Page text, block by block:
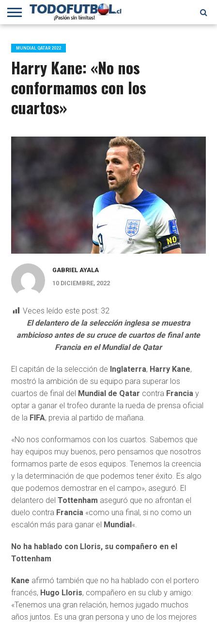
PRIMERA
B
SELECCIÓN
CHILENA
CHILENOS
EN EL
MUNDO
FÚTBOL
INTERNACIONAL
MUNDIAL QATAR 2022
Harry Kane: «No nos
conformamos con los
cuartos»
GABRIEL AYALA
10 DICIEMBRE, 2022
Veces leído este post: 32
El delantero de la selección inglesa se muestra
ambicioso antes de su cruce de cuartos de final ante
Francia en el Mundial de Qatar
E l capitán de la selección de Inglaterra, Harry Kane,
mostró la ambición de su equipo para superar los
cuartos de final del Mundial de Qatar contra Franciay
optar a ganar el trofeo durante la rueda de prensa oficial
de la FIFA, previa al partido de mañana.
«No nos conformamos con los cuartos. Sabemos que
hay equipos muy buenos, pero pensamos que nosotros
formamos parte de esos equipos. Tenemos la creencia
y la determinación de que podemos tener éxito. Es algo
que podemos demostrar en el campo», aseguró. El
delantero del Tottenham aseguró que no afrontan el
duelo contra Francia«como una final, si no como un
escalón más para ganar el Mundial «.
No ha hablado con Lloris, su compañero en el
Tottenham
Kane afirmó también que no ha hablado con el portero
francés, Hugo Lloris, compañero en su club y amigo:
«Tenemos una gran relación, hemos jugado muchos
años juntos. Es una gran persona y uno de los mejores